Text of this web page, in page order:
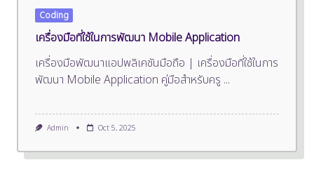
Coding
เครื่องมือที่ใช้ในการพัฒนา Mobile Application
เครื่องมือพัฒนาแอปพลิเคชันมือถือ | เครื่องมือที่ใช้ในการ
พัฒนา Mobile Application คู่มือสำหรับครู ...
Admin Oct 5, 2025